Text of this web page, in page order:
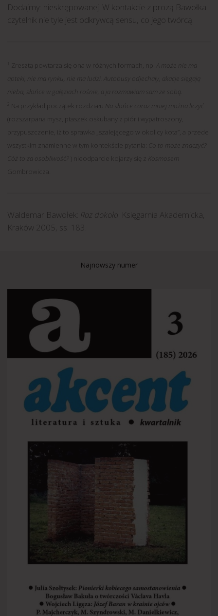
Dodajmy: nieskrępowanej. W kontakcie z prozą Bawołka
czytelnik nie tyle jest odkrywcą sensu, co jego twórcą.
Zresztą powtarza się ona w różnych formach, np.
A może nie ma
apteki, nie ma rynku, nie ma ludzi. Autobusy odjechały, akacje sięgają
nieba, słońce w gałęziach rośnie, a ja rozmawiam sam ze sobą.
Na przykład początek rozdziału
Na słońce coraz mniej można liczyć
(rozszarpana mysz, ptaszek oskubany z piór i wypatroszony,
przypuszczenie, iż to sprawka „szalejącego w okolicy kota”, a przede
wszystkim znamienne w tym kontekście pytania:
Co to może znaczyć?
Cóż to za osobliwość?
) nieodparcie kojarzy się z
Kosmosem
Gombrowicza.
Waldemar Bawołek: Raz dokoła . Księgarnia Akademicka,
Kraków 2005, ss. 183.
Najnowszy numer